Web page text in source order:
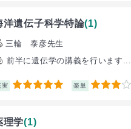
洋遺伝子科学特論(1)
三輪 泰彦先生
前半に遺伝学の講義を行います...
実 5 楽単 3
理学(1)